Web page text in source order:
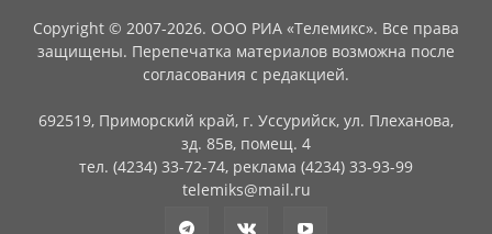
Copyright © 2007-2026. ООО РИА «Телемикс». Все права
защищены. Перепечатка материалов возможна после
согласования с редакцией.
692519, Приморский край, г. Уссурийск, ул. Плеханова,
зд. 85в, помещ. 4
тел. (4234) 33-72-74, реклама (4234) 33-93-99
telemiks@mail.ru